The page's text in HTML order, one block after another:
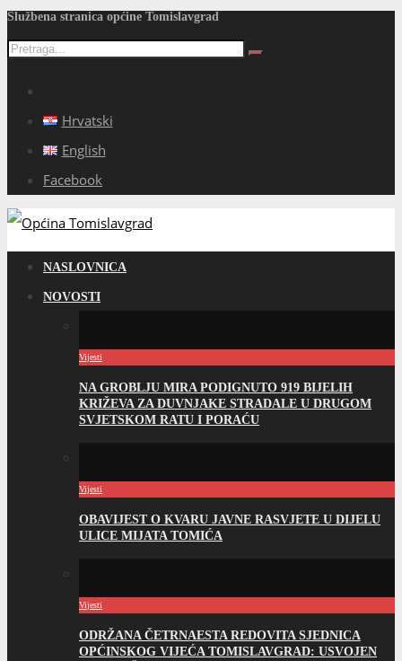
Službena stranica općine Tomislavgrad
Hrvatski
English
Facebook
NASLOVNICA
NOVOSTI
Vijesti
NA GROBLJU MIRA PODIGNUTO 919 BIJELIH
KRIŽEVA ZA DUVNJAKE STRADALE U DRUGOM
SVJETSKOM RATU I PORAĆU
Vijesti
OBAVIJEST O KVARU JAVNE RASVJETE U DIJELU
ULICE MIJATA TOMIĆA
Vijesti
ODRŽANA ČETRNAESTA REDOVITA SJEDNICA
OPĆINSKOG VIJEĆA TOMISLAVGRAD: USVOJEN